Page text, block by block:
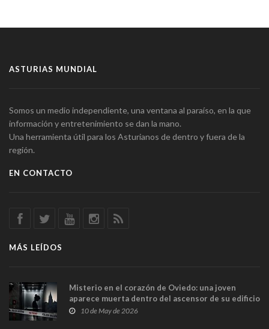
ASTURIAS MUNDIAL
Somos un medio independiente, una ventana al paraíso, en la que
información y entretenimiento se dan la mano.
Una herramienta útil para los Asturianos de dentro y fuera de la
región.
EN CONTACTO
MÁS LEÍDOS
Misterio en el corazón de Oviedo: una joven
aparece muerta dentro del ascensor de su edificio
y las cámaras captan sus últimos minutos
10 de May de 2026